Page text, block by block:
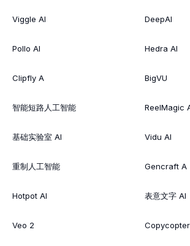
Viggle AI
Pollo AI
Clipfly A
智能短路人工智能
基础实验室 AI
重制人工智能
Hotpot AI
Veo 2
DeepAI
Hedra AI
BigVU
ReelMagic
Vidu AI
Gencraft A
表意文字 AI